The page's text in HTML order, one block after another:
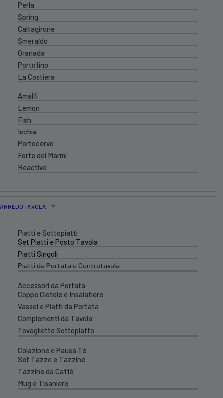
Perla
Spring
Caltagirone
Smeraldo
Granada
Portofino
La Costiera
Amalfi
Lemon
Fish
Ischia
Portocervo
Forte dei Marmi
Reactive
ARREDO TAVOLA
Piatti e Sottopiatti
Set Piatti e Posto Tavola
Piatti Singoli
Piatti da Portata e Centrotavola
Accessori da Portata
Coppe Ciotole e Insalatiere
Vassoi e Piatti da Portata
Complementi da Tavola
Tovagliette Sottopiatto
Colazione e Pausa Tè
Set Tazze e Tazzine
Tazzine da Caffè
Mug e Tisaniere